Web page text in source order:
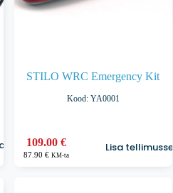
STILO WRC Emergency Kit
Kood: YA0001
109.00€
87.90€ KM-ta
Lisa tellimusse